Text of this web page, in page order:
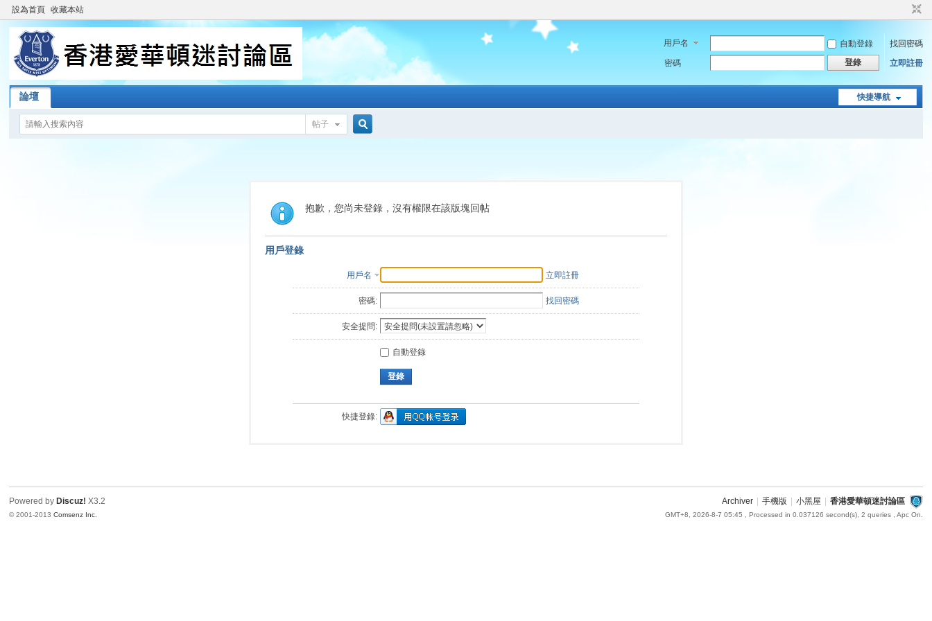
設為首頁 收藏本站
用戶名 自動登錄
找回密碼
密碼
登錄 立即註冊
快捷導航
論壇
帖子
索
抱歉，您尚未登錄，沒有權限在該版塊回帖
用戶登錄
用戶名 立即註冊
密碼: 找回密碼
安全提問:
自動登錄
登錄
快捷登錄:
Archiver 手機版 小黑屋 香港愛華頓迷討論區
GMT+8, 2026-8-7 05:45 , Processed in 0.037126 second(s), 2 queries , Apc On.
Powered by Discuz! X3.2
© 2001-2013Comsenz Inc.